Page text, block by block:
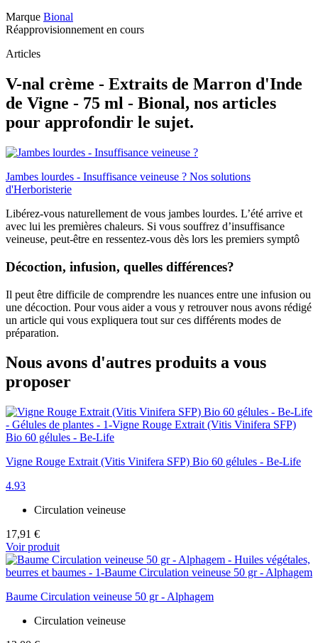
Marque Bional
Réapprovisionnement en cours
Articles
V-nal crème - Extraits de Marron d'Inde
de Vigne - 75 ml - Bional, nos articles
pour approfondir le sujet.
Jambes lourdes - Insuffisance veineuse ? Nos solutions
d'Herboristerie
Libérez-vous naturellement de vous jambes lourdes. L’été arrive et
avec lui les premières chaleurs. Si vous souffrez d’insuffisance
veineuse, peut-être en ressentez-vous dès lors les premiers symptô
Décoction, infusion, quelles différences?
Il peut être difficile de comprendre les nuances entre une infusion ou
une décoction. Pour vous aider a vous y retrouver nous avons rédigé
un article qui vous expliquera tout sur ces différents modes de
préparation.
Nous avons d'autres produits a vous
proposer
Vigne Rouge Extrait (Vitis Vinifera SFP) Bio 60 gélules - Be-Life
4.93
Circulation veineuse
17,91 €
Voir produit
Baume Circulation veineuse 50 gr - Alphagem
Circulation veineuse